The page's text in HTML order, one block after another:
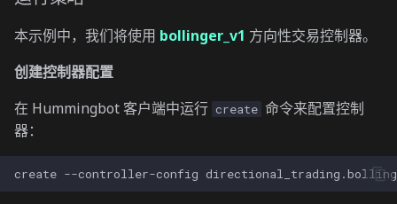
本示例中，我们将使用 bollinger_v1 方向性交易控制器。
创建控制器配置
在 Hummingbot 客户端中运行 create 命令来配置控制
器：
create --controller-config